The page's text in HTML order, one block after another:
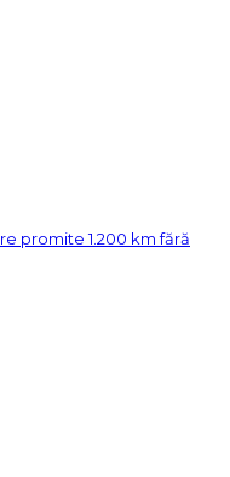
promite 1.200 km fără